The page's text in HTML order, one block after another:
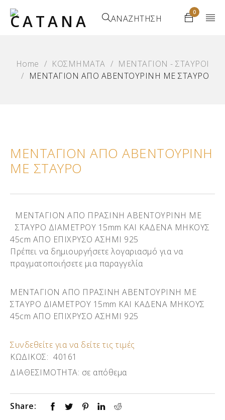
0
ΑΝΑΖΗΤΗΣΗ
Home / ΚΟΣΜΗΜΑΤΑ / ΜΕΝΤΑΓΙΟΝ - ΣΤΑΥΡΟΙ
/ ΜΕΝΤΑΓΙΟΝ ΑΠΟ ΑΒΕΝΤΟΥΡΙΝΗ ΜΕ ΣΤΑΥΡΟ
ΜΕΝΤΑΓΙΟΝ ΑΠΟ ΑΒΕΝΤΟΥΡΙΝΗ
ΜΕ ΣΤΑΥΡΟ
ΜΕΝΤΑΓΙΟΝ ΑΠΟ ΠΡΑΣΙΝΗ ΑΒΕΝΤΟΥΡΙΝΗ ΜΕ
ΣΤΑΥΡΟ ΔΙΑΜΕΤΡΟΥ 15mm ΚΑΙ ΚΑΔΕΝΑ ΜΗΚΟΥΣ
45cm ΑΠΟ ΕΠΙΧΡΥΣΟ ΑΣΗΜΙ 925
Πρέπει να δημιουργήσετε λογαριασμό για να
πραγματοποιήσετε μια παραγγελία
ΜΕΝΤΑΓΙΟΝ ΑΠΟ ΠΡΑΣΙΝΗ ΑΒΕΝΤΟΥΡΙΝΗ ΜΕ
ΣΤΑΥΡΟ ΔΙΑΜΕΤΡΟΥ 15mm ΚΑΙ ΚΑΔΕΝΑ ΜΗΚΟΥΣ
45cm ΑΠΟ ΕΠΙΧΡΥΣΟ ΑΣΗΜΙ 925
Συνδεθείτε για να δείτε τις τιμές
ΚΩΔΙΚΟΣ: 40161
ΔΙΑΘΕΣΙΜΟΤΗΤΑ: σε απόθεμα
Share: